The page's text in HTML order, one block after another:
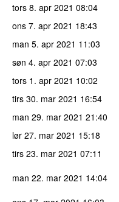
tors 8. apr 2021 08:04
ons 7. apr 2021 18:43
man 5. apr 2021 11:03
søn 4. apr 2021 07:03
tors 1. apr 2021 10:02
tirs 30. mar 2021 16:54
man 29. mar 2021 21:40
lør 27. mar 2021 15:18
tirs 23. mar 2021 07:11
man 22. mar 2021 14:04